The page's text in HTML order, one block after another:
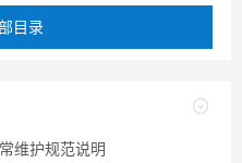
目录
维护规范说明